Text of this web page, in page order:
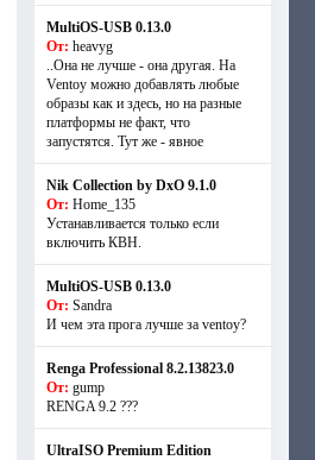
MultiOS-USB 0.13.0
От: heavyg
..Она не лучше - она другая. На
Ventoy можно добавлять любые
образы как и здесь, но на разные
платформы не факт, что
запустятся. Тут же - явное
Nik Collection by DxO 9.1.0
От: Home_135
Устанавливается только если
включить КВН.
MultiOS-USB 0.13.0
От: Sandra
И чем эта прога лучше за ventoy?
Renga Professional 8.2.13823.0
От: gump
RENGA 9.2 ???
UltraISO Premium Edition